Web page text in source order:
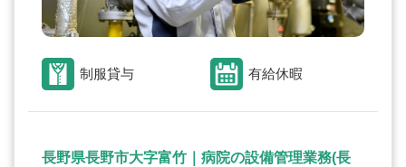
制服貸与 有給休暇
長野県長野市大字富竹｜病院の設備管理業務(長